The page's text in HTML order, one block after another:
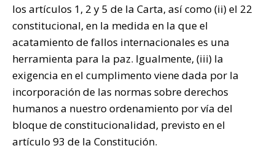
los artículos 1, 2 y 5 de la Carta, así como (ii) el 22
constitucional, en la medida en la que el
acatamiento de fallos internacionales es una
herramienta para la paz. Igualmente, (iii) la
exigencia en el cumplimento viene dada por la
incorporación de las normas sobre derechos
humanos a nuestro ordenamiento por vía del
bloque de constitucionalidad, previsto en el
artículo 93 de la Constitución.